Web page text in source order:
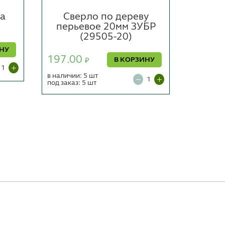
Сверло по дереву
перьевое 20мм ЗУБР
(29505-20)
197.00₽ В КОРЗИНУ
в наличии: 5 шт
под заказ: 5 шт